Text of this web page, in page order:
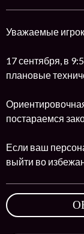
Уважаемые
17 сентября, в
плановые
постараемся
Если ваш
выйти во